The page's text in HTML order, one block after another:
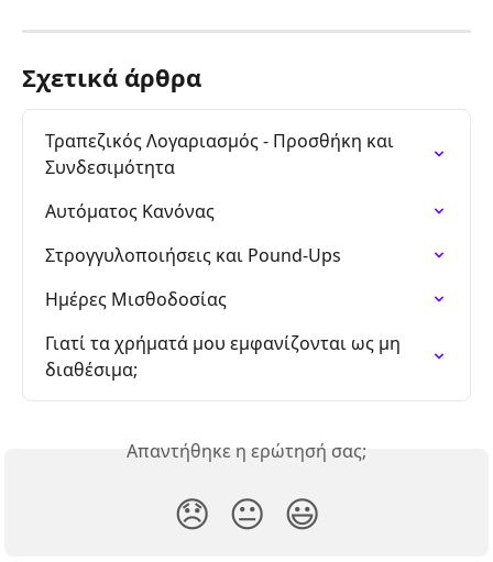
Σχετικά άρθρα
Τραπεζικός Λογαριασμός - Προσθήκη και
Συνδεσιμότητα
Αυτόματος Κανόνας
Στρογγυλοποιήσεις και Pound-Ups
Ημέρες Μισθοδοσίας
Γιατί τα χρήματά μου εμφανίζονται ως μη
διαθέσιμα;
Απαντήθηκε η ερώτησή σας;
😞 😐 😃